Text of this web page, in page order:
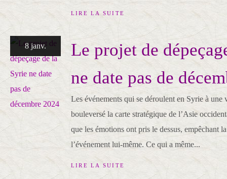
LIRE LA SUITE
8 janv.
Le projet de
ne date pas de
Les événements qui se déroulent en Syrie à une
bouleversé la carte stratégique de l’Asie
que les émotions ont pris le dessus, empêchant
l’événement lui-même. Ce qui a même...
LIRE LA SUITE